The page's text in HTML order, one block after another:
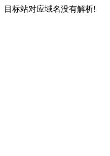
目标站对应域名没有解析!